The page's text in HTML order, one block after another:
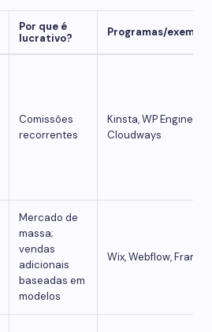
Por que é
lucrativo?
Programas/
Comissões
recorrentes
Kinsta, WP Engine,
Cloudways
Mercado de
massa;
vendas
adicionais
baseadas em
modelos
Wix, Webflow, Framer